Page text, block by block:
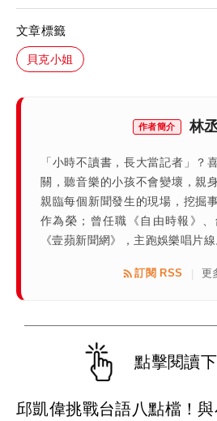
文章標籤
貝克小姐
作者簡介 林
「小時不讀書，長大當記者」？
關，聽音樂的小孩不會變壞，親
親臨每個新聞發生的現場，挖掘
作為榮；曾任職《自由時報》、
《壹蘋新聞網》，主跑娛樂唱片線
訂閱 RSS | 更
點擊閱讀